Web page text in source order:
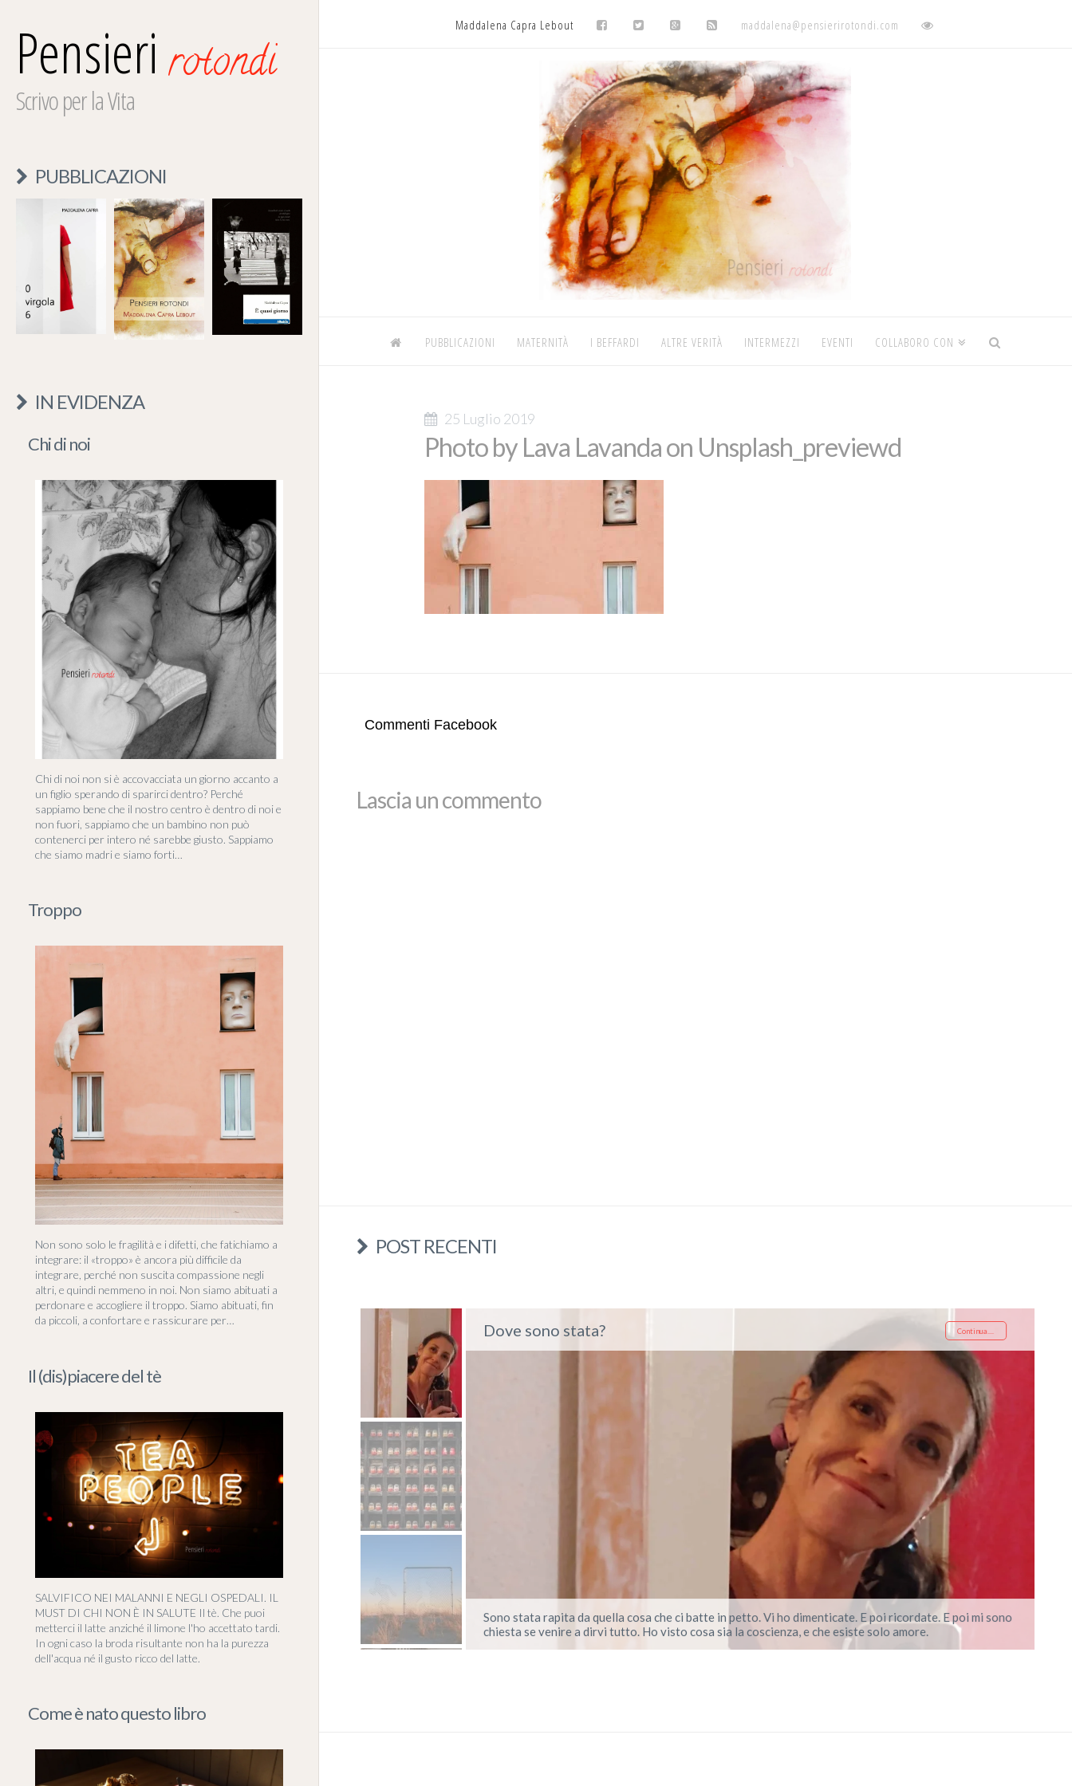
Maddalena Capra Lebout maddalena@pensierirotondi.com
PUBBLICAZIONI MATERNITÀ I BEFFARDI ALTRE VERITÀ INTERMEZZI EVENTI COLLABORO CON
25 Luglio 2019
Photo by Lava Lavanda on Unsplash_previewd
Commenti Facebook
Lascia un commento
Pensieri rotondi
Scrivo per la Vita
PUBBLICAZIONI
IN EVIDENZA
Chi di noi
Chi di noi non si è accovacciata un giorno accanto a
un figlio sperando di sparirci dentro? Perché
sappiamo bene che il nostro centro è dentro di noi e
non fuori, sappiamo che un bambino non può
contenerci per intero né sarebbe giusto. Sappiamo
che siamo madri e siamo forti…
Troppo
Non sono solo le fragilità e i difetti, che fatichiamo a
integrare: il «troppo» è ancora più difficile da
integrare, perché non suscita compassione negli
altri, e quindi nemmeno in noi. Non siamo abituati a
perdonare e accogliere il troppo. Siamo abituati, fin
da piccoli, a confortare e rassicurare per…
Il (dis)piacere del tè
SALVIFICO NEI MALANNI E NEGLI OSPEDALI. IL
MUST DI CHI NON È IN SALUTE Il tè. Che puoi
metterci il latte anziché il limone l'ho accettato tardi.
In ogni caso la broda risultante non ha la purezza
dell'acqua né il gusto ricco del latte.
Come è nato questo libro
POST RECENTI
Sono stata rapita da quella cosa che ci batte in petto. Vi ho dimenticate. E poi ricordate. E poi mi sono
chiesta se venire a dirvi tutto. Ho visto cosa sia la coscienza, e che esiste solo amore.
Dove sono stata? Continua....